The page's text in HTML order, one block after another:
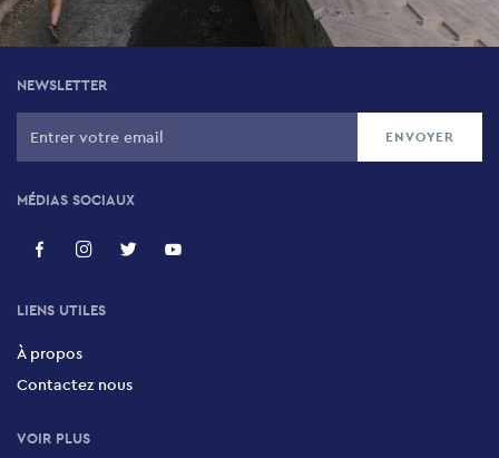
NEWSLETTER
MÉDIAS SOCIAUX
LIENS UTILES
À propos
Contactez nous
VOIR PLUS